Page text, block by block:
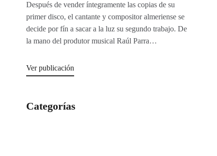
Después de vender íntegramente las copias de su
primer disco, el cantante y compositor almeriense se
decide por fín a sacar a la luz su segundo trabajo. De
la mano del produtor musical Raúl Parra…
Ver publicación
Categorías